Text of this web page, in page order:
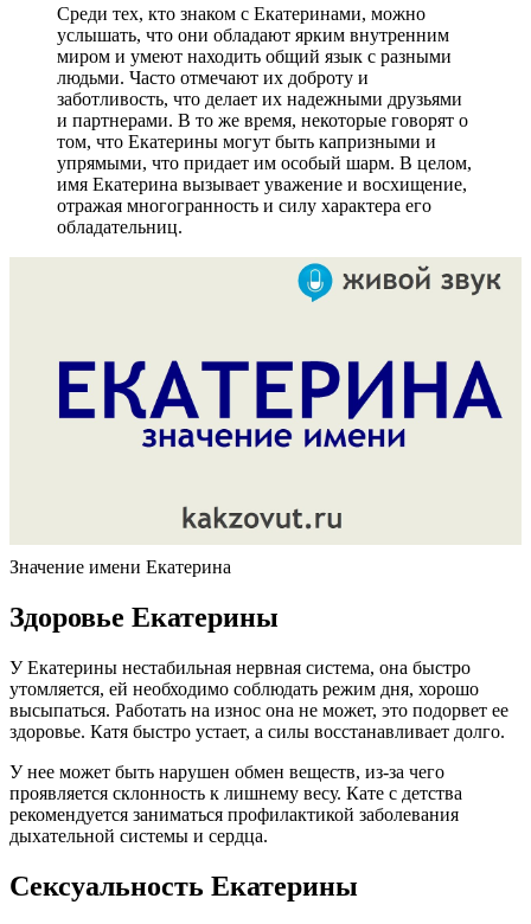
Среди тех, кто знаком с Екатеринами, можно
услышать, что они обладают ярким внутренним
миром и умеют находить общий язык с разными
людьми. Часто отмечают их доброту и
заботливость, что делает их надежными друзьями
и партнерами. В то же время, некоторые говорят о
том, что Екатерины могут быть капризными и
упрямыми, что придает им особый шарм. В целом,
имя Екатерина вызывает уважение и восхищение,
отражая многогранность и силу характера его
обладательниц.
Значение имени Екатерина
Здоровье Екатерины
У Екатерины нестабильная нервная система, она быстро
утомляется, ей необходимо соблюдать режим дня, хорошо
высыпаться. Работать на износ она не может, это подорвет ее
здоровье. Катя быстро устает, а силы восстанавливает долго.
У нее может быть нарушен обмен веществ, из-за чего
проявляется склонность к лишнему весу. Кате с детства
рекомендуется заниматься профилактикой заболевания
дыхательной системы и сердца.
Сексуальность Екатерины